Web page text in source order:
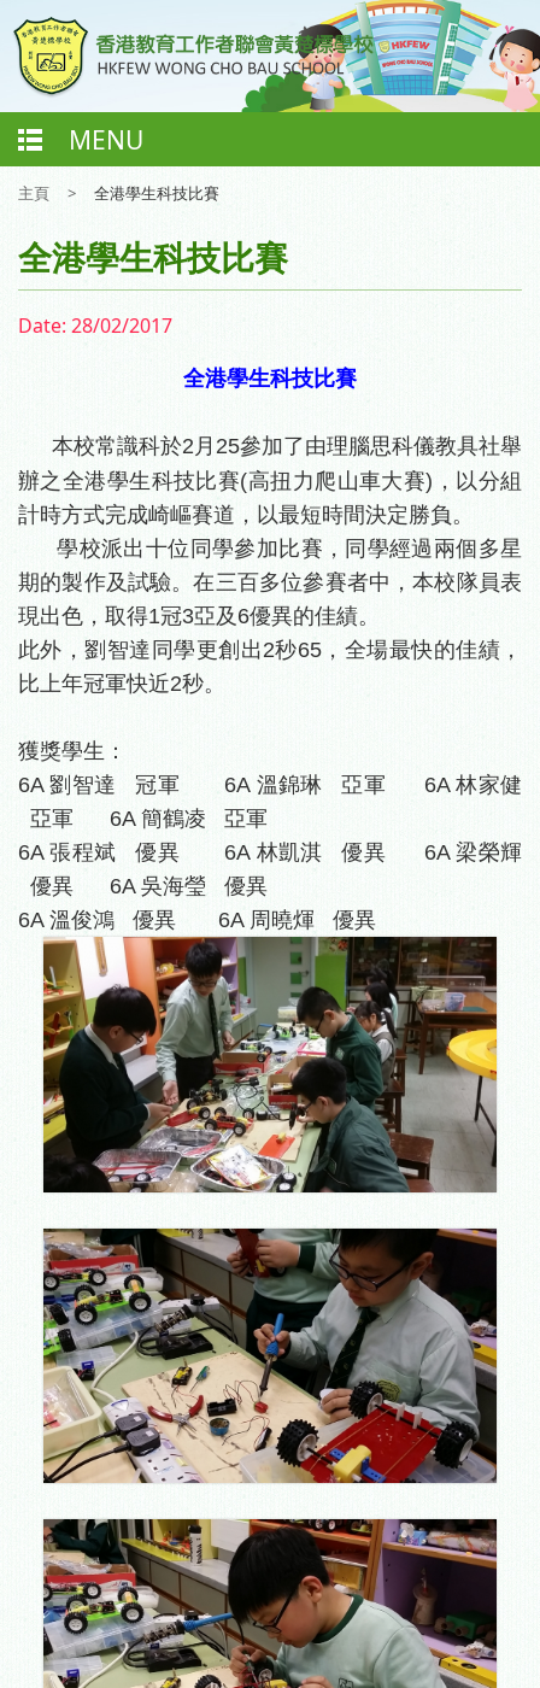
MENU
主頁 > 全港學生科技比賽
全港學生科技比賽
Date: 28/02/2017
全港學生科技比賽
本校常識科於2月25參加了由理腦思科儀教具社舉
辦之全港學生科技比賽(高扭力爬山車大賽) ，以分組
計時方式完成崎嶇賽道，以最短時間決定勝負。
學校派出十位同學參加比賽，同學經過兩個多星
期的製作及試驗。在三百多位參賽者中，本校隊員表
現出色，取得1冠3亞及6優異的佳績。
此外，劉智達同學更創出2秒65，全場最快的佳績，
比上年冠軍快近2秒。
獲獎學生：
6A 劉智達 冠軍 6A 溫錦琳 亞軍 6A 林家健
亞軍 6A 簡鶴凌 亞軍
6A 張程斌 優異 6A 林凱淇 優異 6A 梁榮輝
優異 6A 吳海瑩 優異
6A 溫俊鴻 優異 6A 周曉煇 優異